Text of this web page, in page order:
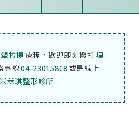
拉提 療程，歡迎即刻撥打埋
專線 04-23015808或是線上
米秝琪整形診所